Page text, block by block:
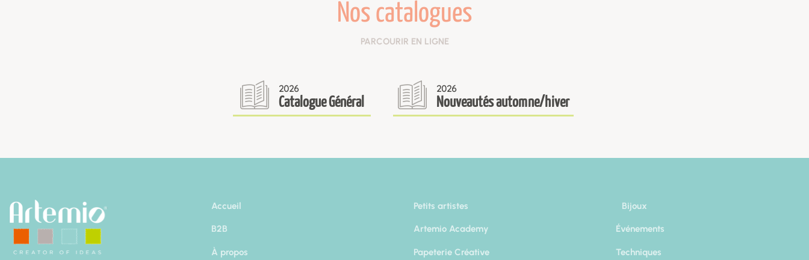
Nos catalogues
PARCOURIR EN LIGNE
2026
Catalogue Général
2026
Nouveautés automne/hiver
Accueil
B2B
À propos
Petits artistes
Artemio Academy
Papeterie Créative
Bijoux
Événements
Techniques